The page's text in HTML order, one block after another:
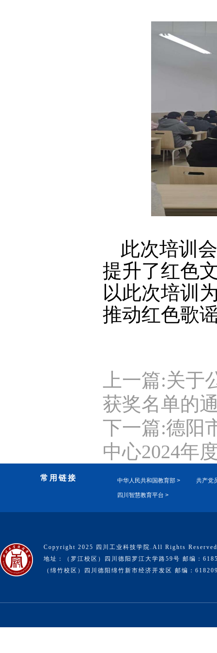
此次培训
提升了红色
以此次培训
推动红色歌
上一篇:关于
获奖名单的
下一篇:德阳
中心2024年
常用链接 中华人民共和国教育部 > 共产党
四川智慧教育平台 >
Copyright 2025 四川工业科技学院.All Rights
地址：（罗江校区）四川德阳罗江大学路59号 邮编：
（绵竹校区）四川德阳绵竹新市经济开发区 邮编：